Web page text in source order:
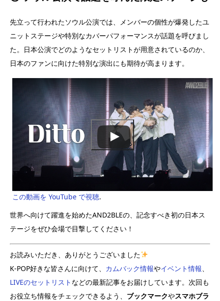
先立って行われたソウル公演では、メンバーの個性が爆発したユ
ニットステージや特別なカバーパフォーマンスが話題を呼びまし
た。日本公演でどのようなセットリストが用意されているのか、
日本のファンに向けた特別な演出にも期待が高まります。
この動画を YouTube で視聴.
世界へ向けて躍進を始めたAND2BLEの、記念すべき初の日本ス
テージをぜひ会場で目撃してください！
お読みいただき、ありがとうございました
K-POP好きな皆さんに向けて、 カムバック情報やイベント情報、
LIVEのセットリスト などの最新記事をお届けしています。次回も
お役立ち情報をチェックできるよう、 ブックマークやスマホブラ